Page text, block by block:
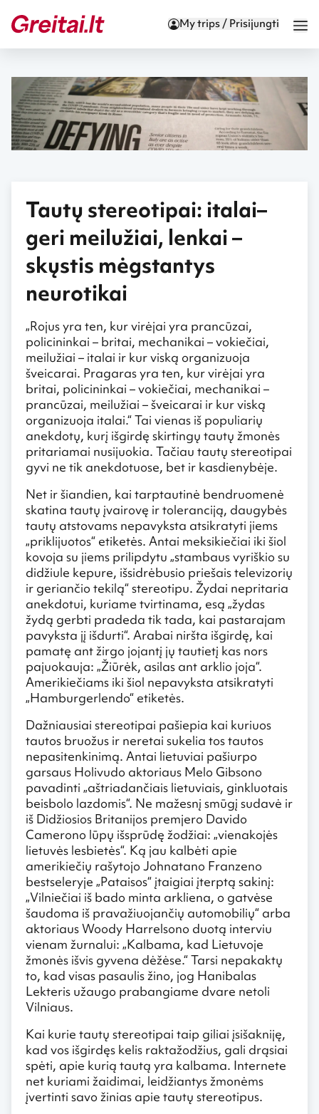
My trips / Prisijungti
Tautų stereotipai: italai–
geri meilužiai, lenkai –
skųstis mėgstantys
neurotikai
„Rojus yra ten, kur virėjai yra prancūzai,
policininkai – britai, mechanikai – vokiečiai,
meilužiai – italai ir kur viską organizuoja
šveicarai. Pragaras yra ten, kur virėjai yra
britai, policininkai – vokiečiai, mechanikai –
prancūzai, meilužiai – šveicarai ir kur viską
organizuoja italai.“ Tai vienas iš populiarių
anekdotų, kurį išgirdę skirtingų tautų žmonės
pritariamai nusijuokia. Tačiau tautų stereotipai
gyvi ne tik anekdotuose, bet ir kasdienybėje.
Net ir šiandien, kai tarptautinė bendruomenė
skatina tautų įvairovę ir toleranciją, daugybės
tautų atstovams nepavyksta atsikratyti jiems
„priklijuotos“ etiketės. Antai meksikiečiai iki šiol
kovoja su jiems prilipdytu „stambaus vyriškio su
didžiule kepure, išsidrėbusio priešais televizorių
ir geriančio tekilą“ stereotipu. Žydai nepritaria
anekdotui, kuriame tvirtinama, esą „žydas
žydą gerbti pradeda tik tada, kai pastarajam
pavyksta jį išdurti“. Arabai niršta išgirdę, kai
pamatę ant žirgo jojantį jų tautietį kas nors
pajuokauja: „Žiūrėk, asilas ant arklio joja“.
Amerikiečiams iki šiol nepavyksta atsikratyti
„Hamburgerlendo“ etiketės.
Dažniausiai stereotipai pašiepia kai kuriuos
tautos bruožus ir neretai sukelia tos tautos
nepasitenkinimą. Antai lietuviai pašiurpo
garsaus Holivudo aktoriaus Melo Gibsono
pavadinti „aštriadančiais lietuviais, ginkluotais
beisbolo lazdomis“. Ne mažesnį smūgį sudavė ir
iš Didžiosios Britanijos premjero Davido
Camerono lūpų išsprūdę žodžiai: „vienakojės
lietuvės lesbietės“. Ką jau kalbėti apie
amerikiečių rašytojo Johnatano Franzeno
bestseleryje „Pataisos“ įtaigiai įterptą sakinį:
„Vilniečiai iš bado minta arkliena, o gatvėse
šaudoma iš pravažiuojančių automobilių“ arba
aktoriaus Woody Harrelsono duotą interviu
vienam žurnalui: „Kalbama, kad Lietuvoje
žmonės išvis gyvena dėžėse.“ Tarsi nepakaktų
to, kad visas pasaulis žino, jog Hanibalas
Lekteris užaugo prabangiame dvare netoli
Vilniaus.
Kai kurie tautų stereotipai taip giliai įsišakniję,
kad vos išgirdęs kelis raktažodžius, gali drąsiai
spėti, apie kurią tautą yra kalbama. Internete
net kuriami žaidimai, leidžiantys žmonėms
įvertinti savo žinias apie tautų stereotipus.